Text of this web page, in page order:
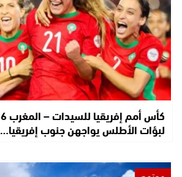
لبؤات الأطلس يواجهن جنوب إفريقيا…